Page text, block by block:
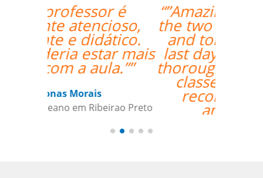
“”Amazing how quickly
the two weeks went by
and tomorrow is my
last day with Milena. I
thoroughly enjoyed my
classes and would
recommend her
anytime. ””
Roland Tschanz